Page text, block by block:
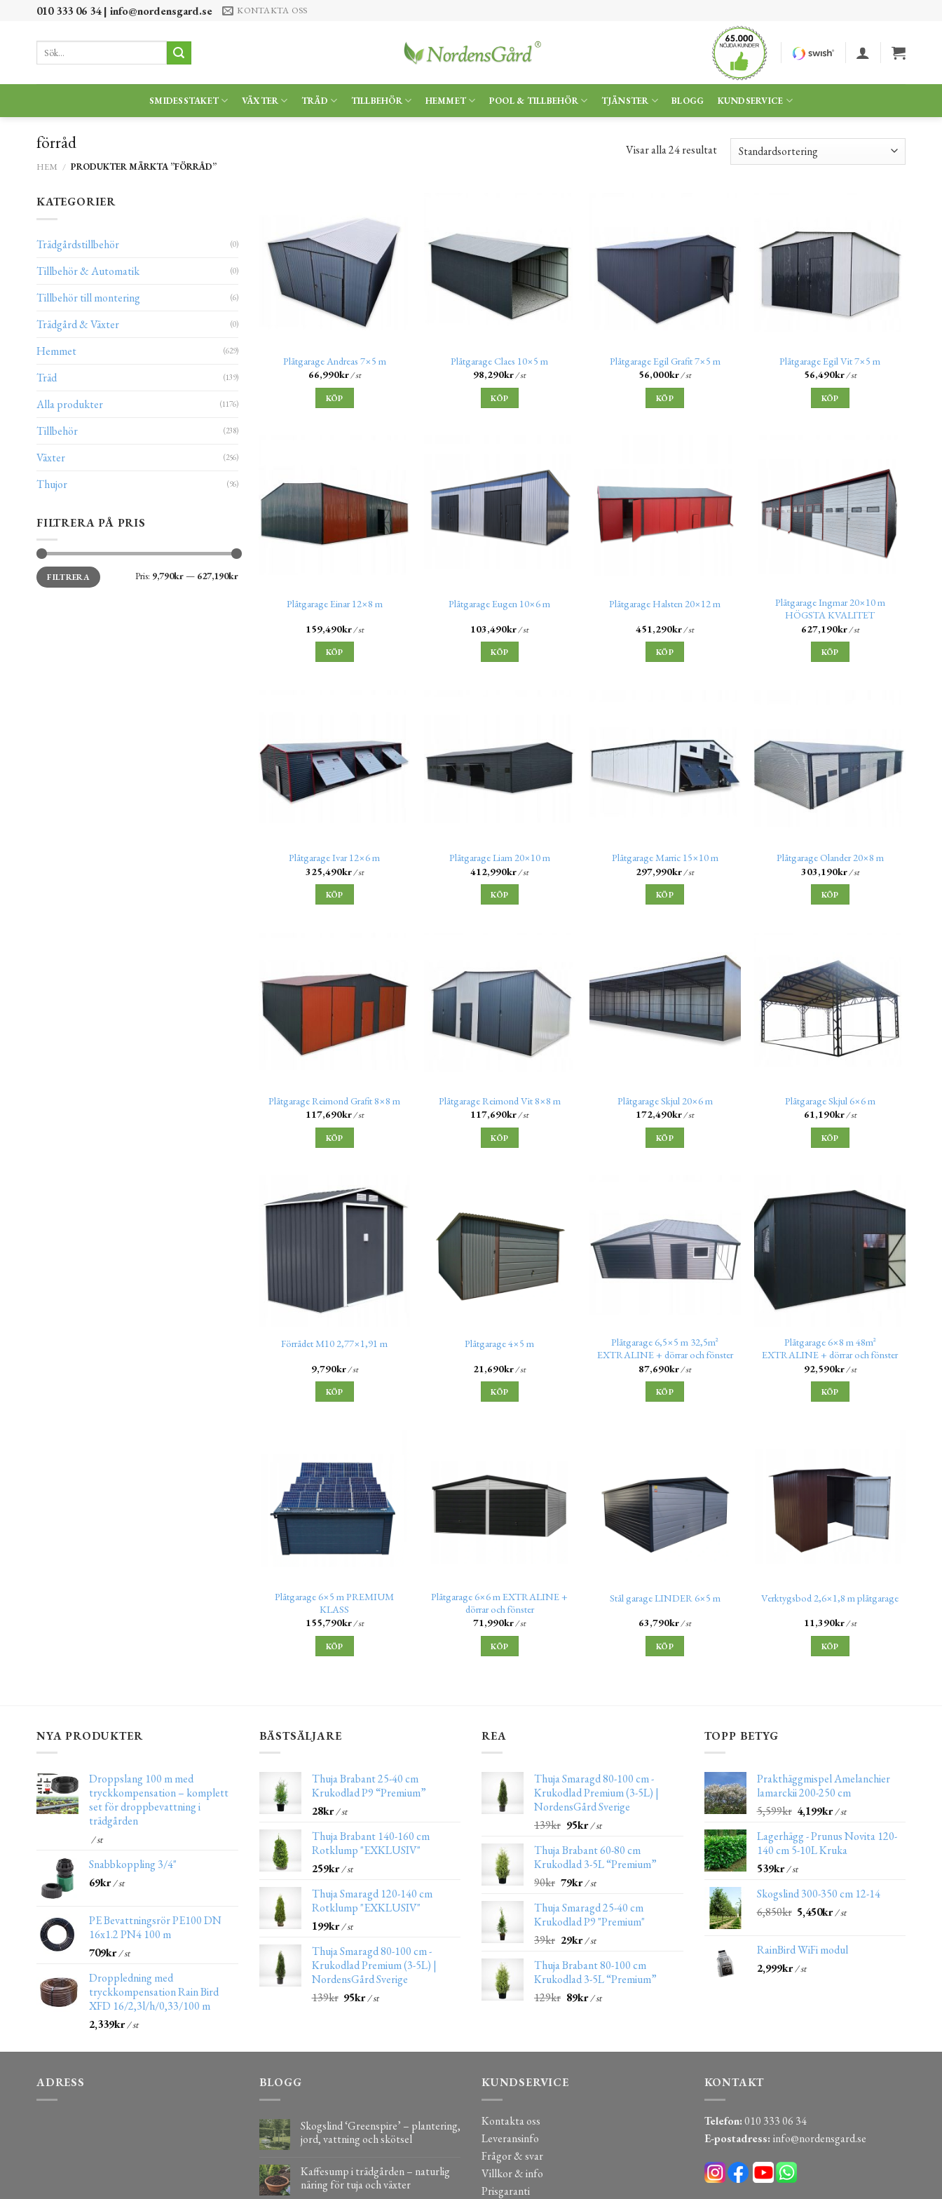
010 333 06 34 | info@nordensgard.se KONTAKTA OSS
efter:
SMIDESSTAKET VÄXTER TRÄD TILLBEHÖR HEMMET POOL & TILLBEHÖR TJÄNSTER BLOGG KUNDSERVICE
förråd
HEM / PRODUKTER MÄRKTA ”FÖRRÅD”
Visar alla 24 resultat
KATEGORIER
Trädgårdstillbehör (0)
Tillbehör & Automatik (0)
Tillbehör till montering (6)
Trädgård & Växter (0)
Hemmet (629)
Träd (139)
Alla produkter (1176)
Tillbehör (238)
Växter (256)
Thujor (96)
FILTRERA PÅ PRIS
Min
pris
Max
prisFILTRERA Pris: 9,790kr— 627,190kr
Plåtgarage Andreas 7×5 m
66,990kr/ st
KÖP
Plåtgarage Claes 10×5 m
98,290kr/ st
KÖP
Plåtgarage Egil Grafit 7×5 m
56,000kr/ st
KÖP
Plåtgarage Egil Vit 7×5 m
56,490kr/ st
KÖP
Plåtgarage Einar 12×8 m
159,490kr/ st
KÖP
Plåtgarage Eugen 10×6 m
103,490kr/ st
KÖP
Plåtgarage Halsten 20×12 m
451,290kr/ st
KÖP
Plåtgarage Ingmar 20×10 m
HÖGSTA KVALITET
627,190kr/ st
KÖP
Plåtgarage Ivar 12×6 m
325,490kr/ st
KÖP
Plåtgarage Liam 20×10 m
412,990kr/ st
KÖP
Plåtgarage Marric 15×10 m
297,990kr/ st
KÖP
Plåtgarage Olander 20×8 m
303,190kr/ st
KÖP
Plåtgarage Reimond Grafit 8×8 m
117,690kr/ st
KÖP
Plåtgarage Reimond Vit 8×8 m
117,690kr/ st
KÖP
Plåtgarage Skjul 20×6 m
172,490kr/ st
KÖP
Plåtgarage Skjul 6×6 m
61,190kr/ st
KÖP
Förrådet M10 2,77×1,91 m
9,790kr/ st
KÖP
Plåtgarage 4×5 m
21,690kr/ st
KÖP
Plåtgarage 6,5×5 m 32,5m²
EXTRALINE + dörrar och fönster
87,690kr/ st
KÖP
Plåtgarage 6×8 m 48m²
EXTRALINE + dörrar och fönster
92,590kr/ st
KÖP
Plåtgarage 6×5 m PREMIUM
KLASS
155,790kr/ st
KÖP
Plåtgarage 6×6 m EXTRALINE +
dörrar och fönster
71,990kr/ st
KÖP
Stål garage LINDER 6×5 m
63,790kr/ st
KÖP
Verktygsbod 2,6×1,8 m plåtgarage
11,390kr/ st
KÖP
NYA PRODUKTER
Droppslang 100 m med
tryckkompensation – komplett
set för droppbevattning i
trädgården
/ st
Snabbkoppling 3/4"
69kr/ st
PE Bevattningsrör PE100 DN
16x1.2 PN4 100 m
709kr/ st
Droppledning med
tryckkompensation Rain Bird
XFD 16/2,3l/h/0,33/100 m
2,339kr/ st
BÄSTSÄLJARE
Thuja Brabant 25-40 cm
Krukodlad P9 “Premium”
28kr/ st
Thuja Brabant 140-160 cm
Rotklump "EXKLUSIV"
259kr/ st
Thuja Smaragd 120-140 cm
Rotklump "EXKLUSIV"
199kr/ st
Thuja Smaragd 80-100 cm -
Krukodlad Premium (3-5L) |
NordensGård Sverige
139kr 95kr/ st
REA
Thuja Smaragd 80-100 cm -
Krukodlad Premium (3-5L) |
NordensGård Sverige
139kr 95kr/ st
Thuja Brabant 60-80 cm
Krukodlad 3-5L “Premium”
90kr 79kr/ st
Thuja Smaragd 25-40 cm
Krukodlad P9 "Premium"
39kr 29kr/ st
Thuja Brabant 80-100 cm
Krukodlad 3-5L “Premium”
129kr 89kr/ st
TOPP BETYG
Prakthäggmispel Amelanchier
lamarckii 200-250 cm
5,599kr 4,199kr/ st
Lagerhägg - Prunus Novita 120-
140 cm 5-10L Kruka
539kr/ st
Skogslind 300-350 cm 12-14
6,850kr 5,450kr/ st
RainBird WiFi modul
2,999kr/ st
ADRESS BLOGG
Skogslind ‘Greenspire’ – plantering,
jord, vattning och skötsel
Kaffesump i trädgården – naturlig
näring för tuja och växter
KUNDSERVICE
Kontakta oss
Leveransinfo
Frågor & svar
Villkor & info
Prisgaranti
KONTAKT
Telefon:010 333 06 34
E-postadress: info@nordensgard.se